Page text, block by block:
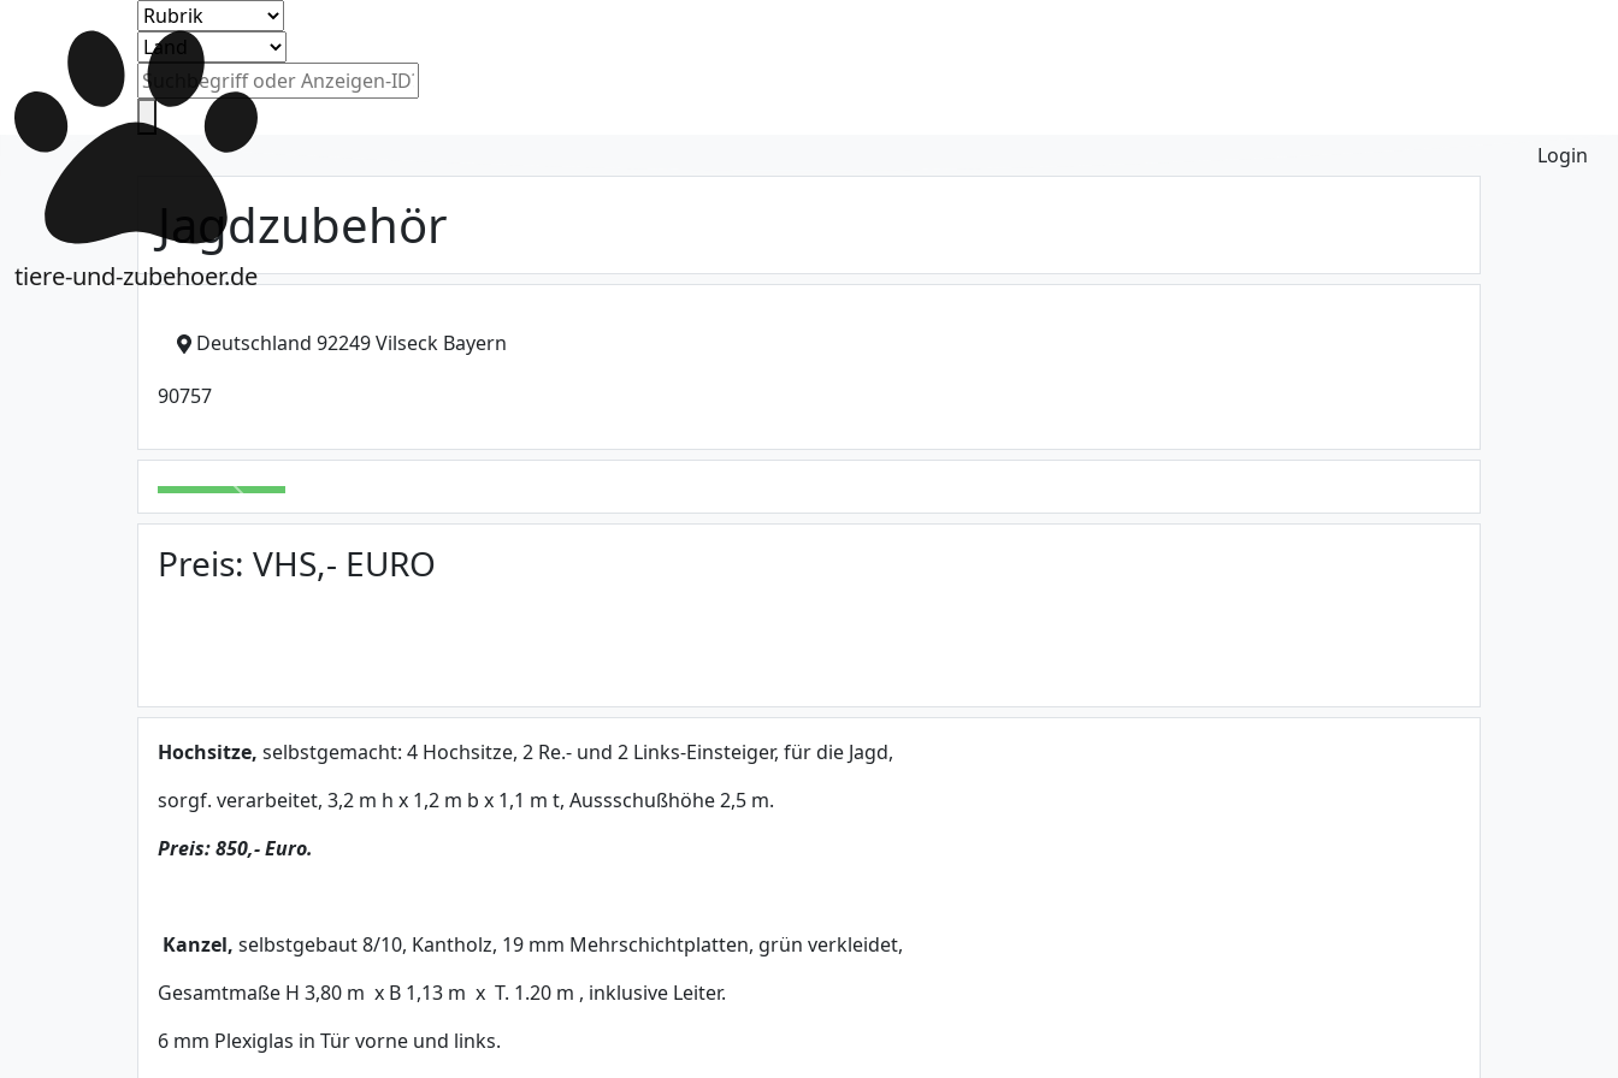
tiere-und-zubehoer.de
Login
Jagdzubehör
Deutschland 92249 Vilseck Bayern
90757
Preis: VHS,- EURO
Hochsitze, selbstgemacht: 4 Hochsitze, 2 Re.- und 2 Links-Einsteiger, für die Jagd,
sorgf. verarbeitet, 3,2 m h x 1,2 m b x 1,1 m t, Aussschußhöhe 2,5 m.
Preis: 850,- Euro.
Kanzel, selbstgebaut 8/10, Kantholz, 19 mm Mehrschichtplatten, grün verkleidet,
Gesamtmaße H 3,80 m x B 1,13 m x T. 1.20 m , inklusive Leiter.
6 mm Plexiglas in Tür vorne und links.